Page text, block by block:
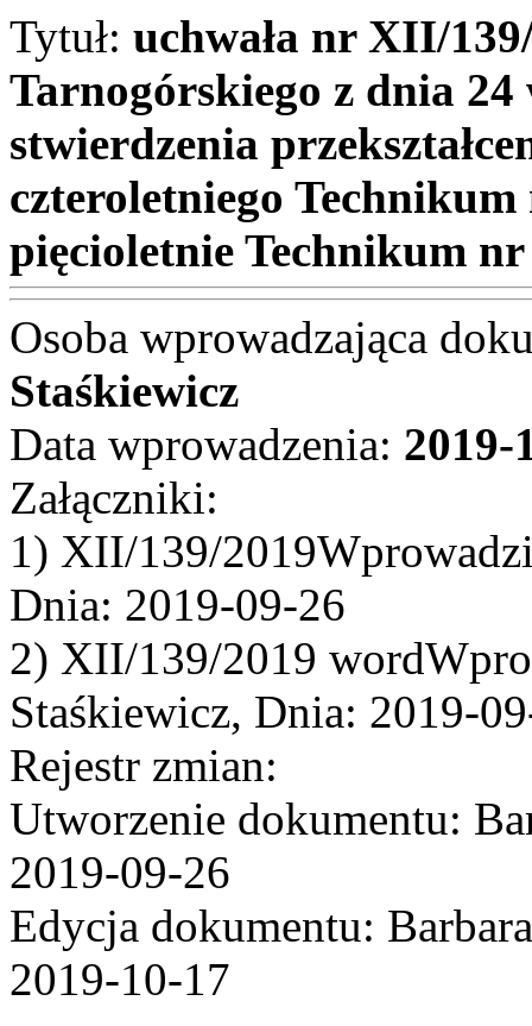
Tytuł: uchwała nr XII/
Tarnogórskiego z dnia
stwierdzenia
czteroletniego
pięcioletnie Technikum
Osoba wprowadzająca
Staśkiewicz
Data wprowadzenia: 2019-
Załączniki:
1) XII/139/
Dnia: 2019-09-26
2) XII/139/2019
Staśkiewicz, Dnia: 2019-
Rejestr zmian:
Utworzenie dokumentu:
2019-09-26
Edycja dokumentu:
2019-10-17